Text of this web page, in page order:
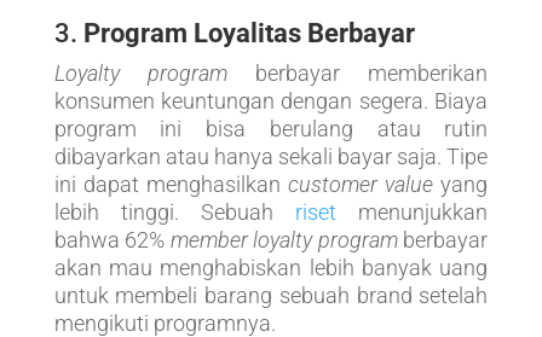
3. Program Loyalitas Berbayar
Loyalty programberbayar memberikan
konsumen keuntungan dengan segera. Biaya
program ini bisa berulang atau rutin
dibayarkan atau hanya sekali bayar saja. Tipe
ini dapat menghasilkancustomer value yang
lebih tinggi. Sebuah riset menunjukkan
bahwa 62% member loyalty program berbayar
akan mau menghabiskan lebih banyak uang
untuk membeli barang sebuah brand setelah
mengikuti programnya.